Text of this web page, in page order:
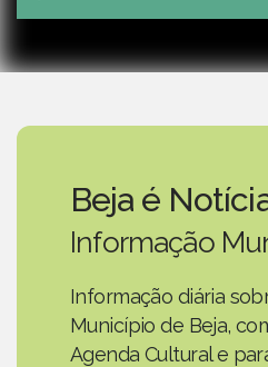
Play
Beja é
Informação
Informação diária
Município de Beja,
Agenda Cultural e